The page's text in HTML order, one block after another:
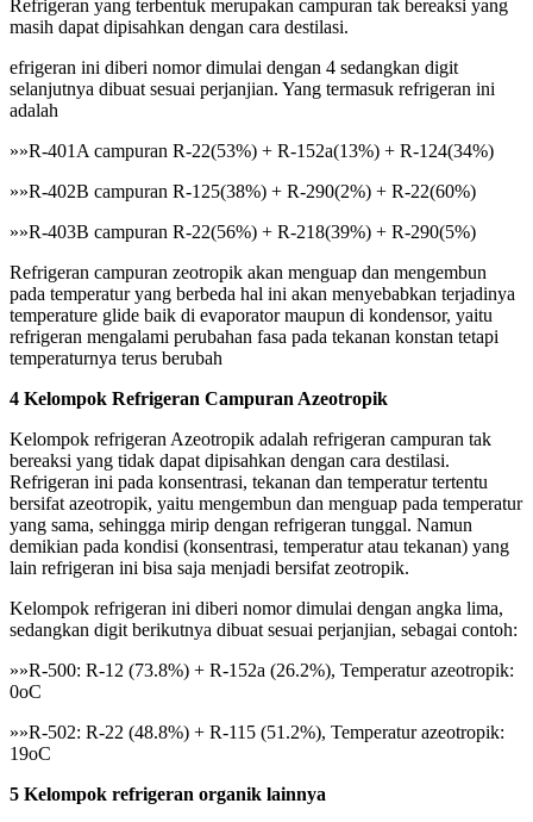
Refrigeran yang terbentuk merupakan campuran tak bereaksi yang
masih dapat dipisahkan dengan cara destilasi.
efrigeran ini diberi nomor dimulai dengan 4 sedangkan digit
selanjutnya dibuat sesuai perjanjian. Yang termasuk refrigeran ini
adalah
»»R-401A campuran R-22(53%) + R-152a(13%) + R-124(34%)
»»R-402B campuran R-125(38%) + R-290(2%) + R-22(60%)
»»R-403B campuran R-22(56%) + R-218(39%) + R-290(5%)
Refrigeran campuran zeotropik akan menguap dan mengembun
pada temperatur yang berbeda hal ini akan menyebabkan terjadinya
temperature glide baik di evaporator maupun di kondensor, yaitu
refrigeran mengalami perubahan fasa pada tekanan konstan tetapi
temperaturnya terus berubah
4 Kelompok Refrigeran Campuran Azeotropik
Kelompok refrigeran Azeotropik adalah refrigeran campuran tak
bereaksi yang tidak dapat dipisahkan dengan cara destilasi.
Refrigeran ini pada konsentrasi, tekanan dan temperatur tertentu
bersifat azeotropik, yaitu mengembun dan menguap pada temperatur
yang sama, sehingga mirip dengan refrigeran tunggal. Namun
demikian pada kondisi (konsentrasi, temperatur atau tekanan) yang
lain refrigeran ini bisa saja menjadi bersifat zeotropik.
Kelompok refrigeran ini diberi nomor dimulai dengan angka lima,
sedangkan digit berikutnya dibuat sesuai perjanjian, sebagai contoh:
»»R-500: R-12 (73.8%) + R-152a (26.2%), Temperatur azeotropik:
0oC
»»R-502: R-22 (48.8%) + R-115 (51.2%), Temperatur azeotropik:
19oC
5 Kelompok refrigeran organik lainnya